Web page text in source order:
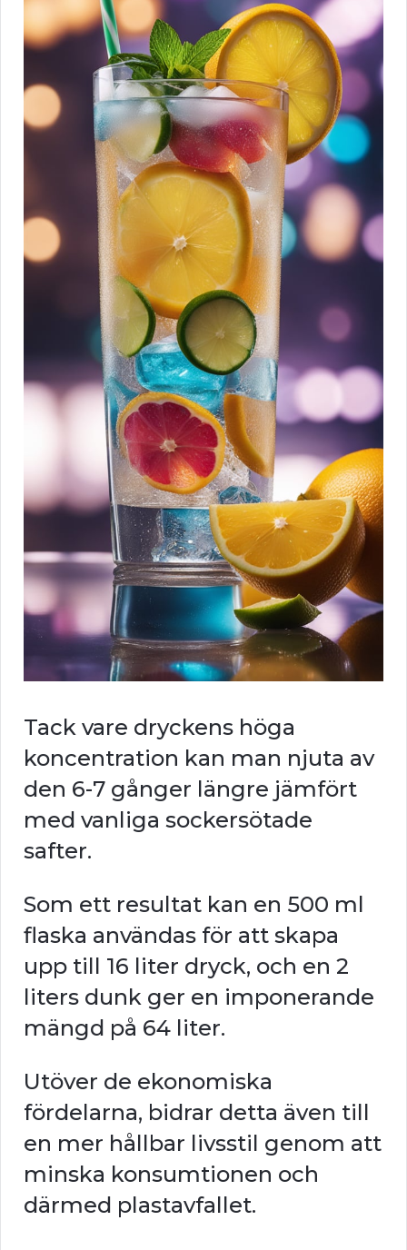
Tack vare dryckens höga
koncentration kan man njuta av
den 6-7 gånger längre jämfört
med vanliga sockersötade
safter.
Som ett resultat kan en 500 ml
flaska användas för att skapa
upp till 16 liter dryck, och en 2
liters dunk ger en imponerande
mängd på 64 liter.
Utöver de ekonomiska
fördelarna, bidrar detta även till
en mer hållbar livsstil genom att
minska konsumtionen och
därmed plastavfallet.